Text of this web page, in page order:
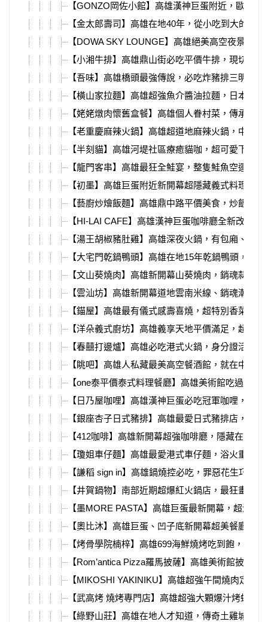
【GONZO岡佐小館】高雄漢神巨蛋附近，歐洲主
【金太郎壽司】高雄在地40年，從小吃到大的平
【DOWA SKY LOUNGE】高雄絕美高空夜景餐酒
【小湘牛排】高雄鼎山街必吃平價牛排，現切安
【吾味】高雄橋頭最強傳說，必吃炸豬排三明治
【橫山家拉麵】高雄超強魚介醬油拉麵，日本老
【姥姥燉肉懷舊盒餐】高雄個人眷村菜，傳承江
【老重慶麻辣火鍋】高雄超道地麻辣火鍋，中式
【半刻貓】高雄河堤社區療癒貓咖，超可愛下午
【龍門客串】高雄最狂全鮭宴，整隻鮭魚空運來
【初墨】高雄巨蛋附近新開幕超隱藏義式料理，
【藝廚炒燴飯麵】高雄鼎中路平價美食，炒飯、
【HI-LAI CAFE】高雄漢神巨蛋咖啡廳全新改裝回
【湯王胡椒豬肚雞】高雄深夜火鍋，有包廂、必
【大宅門乾鍋鴨頭】高雄在地15年乾鍋鴨頭，加
【文山葵燒肉】高雄新開幕山葵燒肉，銷魂蒜蝦
【雲汕坊】高雄新開幕道地雲南米線、銷魂潮汕
【錨屋】高雄最有儀式感壽喜燒，超特別香菜肉
【洋朵義式廚坊】高雄義享天地平價滿足，超適
【春囍打邊爐】高雄必吃港式火鍋，身分證活動
【眺吧】高雄人私藏最美高空餐酒館，就在中央
【one泰平價泰式料理餐廳】高雄美術館吃過必回
【日乃屋咖哩】高雄漢神巨蛋必吃冠軍咖哩，先
【銀座杏子日式豬排】高雄最愛日式豬排店，最
【412咖啡】高雄新開幕超強咖啡廳，隱藏在大立
【瓊姐車仔麵】高雄最愛港式車仔麵，浴火重生
【謙稻 sign in】高雄鍋燒控必吃，罪惡花生巧克
【井賀鍋物】南部近期超爆紅火鍋店，最狂畫糖
【墨MORE PASTA】高雄巨蛋最新開幕，超濃郁
【奧比沐】高雄巨蛋、凹子底新開幕超美餐廳，
【烤骨學院楠梓】高雄699海鮮燒烤吃到飽，漁港
【Rom’antica Pizza羅馬披薩】高雄美術館披薩！
【MIKOSHI YAKINIKU】高雄超強午間燒肉定食
【武高烤 燒烤專門店】高雄超強大顆爆汁烤蛤蜊
【綠野山莊】高雄在地人才知道，傳奇土雞城花